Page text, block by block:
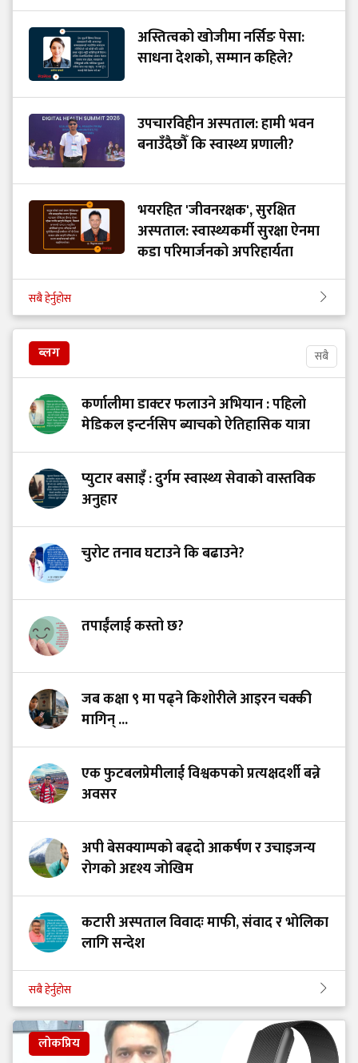
अस्तित्वको खोजीमा नर्सिङ पेसा:
साधना देशको, सम्मान कहिले?
उपचारविहीन अस्पताल: हामी भवन
बनाउँदैछौँ कि स्वास्थ्य प्रणाली?
भयरहित 'जीवनरक्षक', सुरक्षित
अस्पताल: स्वास्थ्यकर्मी सुरक्षा ऐनमा
कडा परिमार्जनको अपरिहार्यता
सबै हेर्नुहोस
ब्लग सबै
कर्णालीमा डाक्टर फलाउने अभियान : पहिलो
मेडिकल इन्टर्नसिप ब्याचको ऐतिहासिक यात्रा
प्युटार बसाइँ : दुर्गम स्वास्थ्य सेवाको वास्तविक
अनुहार
चुरोट तनाव घटाउने कि बढाउने?
तपाईंलाई कस्तो छ?
जब कक्षा ९ मा पढ्ने किशोरीले आइरन चक्की
मागिन् ...
एक फुटबलप्रेमीलाई विश्वकपको प्रत्यक्षदर्शी बन्ने
अवसर
अपी बेसक्याम्पको बढ्दो आकर्षण र उचाइजन्य
रोगको अदृश्य जोखिम
कटारी अस्पताल विवादः माफी, संवाद र भोलिका
लागि सन्देश
सबै हेर्नुहोस
लोकप्रिय